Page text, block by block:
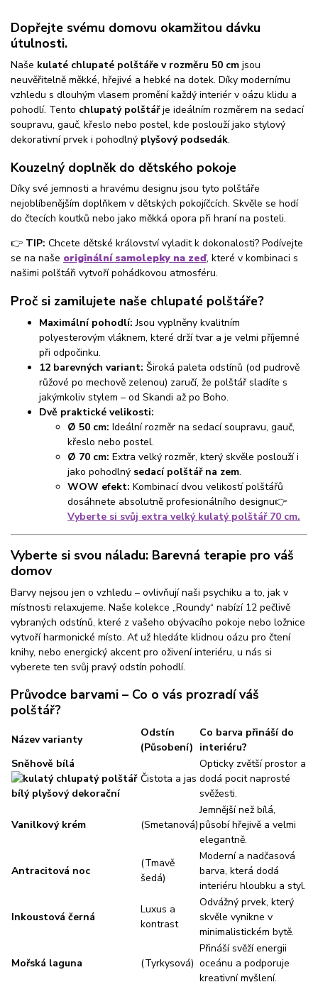
Dopřejte svému domovu okamžitou dávku
útulnosti.
Naše kulaté chlupaté polštáře v rozměru 50 cm jsou
neuvěřitelně měkké, hřejivé a hebké na dotek. Díky modernímu
vzhledu s dlouhým vlasem promění každý interiér v oázu klidu a
pohodlí. Tento chlupatý polštářje ideálním rozměrem na sedací
soupravu, gauč, křeslo nebo postel, kde poslouží jako stylový
dekorativní prvek i pohodlný plyšový podsedák.
Kouzelný doplněk do dětského pokoje
Díky své jemnosti a hravému designu jsou tyto polštáře
nejoblíbenějším doplňkem v dětských pokojíčcích. Skvěle se hodí
do čtecích koutků nebo jako měkká opora při hraní na posteli.
👉 TIP: Chcete dětské království vyladit k dokonalosti? Podívejte
se na naše originální samolepky na zeď, které v kombinaci s
našimi polštáři vytvoří pohádkovou atmosféru.
Proč si zamilujete naše chlupaté polštáře?
Maximální pohodlí: Jsou vyplněny kvalitním
polyesterovým vláknem, které drží tvar a je velmi příjemné
při odpočinku.
12 barevných variant: Široká paleta odstínů (od pudrově
růžové po mechově zelenou) zaručí, že polštář sladíte s
jakýmkoliv stylem – od Skandi až po Boho.
Dvě praktické velikosti:
Ø 50 cm: Ideální rozměr na sedací soupravu, gauč,
křeslo nebo postel.
Ø 70 cm: Extra velký rozměr, který skvěle poslouží i
jako pohodlný sedací polštář na zem.
WOW efekt: Kombinací dvou velikostí polštářů
dosáhnete absolutně profesionálního designu👉
Vyberte si svůj extra velký kulatý polštář 70 cm.
Vyberte si svou náladu: Barevná terapie pro váš
domov
Barvy nejsou jen o vzhledu – ovlivňují naši psychiku a to, jak v
místnosti relaxujeme. Naše kolekce „Roundy“ nabízí 12 pečlivě
vybraných odstínů, které z vašeho obývacího pokoje nebo ložnice
vytvoří harmonické místo. Ať už hledáte klidnou oázu pro čtení
knihy, nebo energický akcent pro oživení interiéru, u nás si
vyberete ten svůj pravý odstín pohodlí.
Průvodce barvami – Co o vás prozradí váš
polštář?
Název varianty
Odstín
(Působení)
Co barva přináší do
interiéru?
Sněhově bílá
Čistota a jas
Opticky zvětší prostor a
dodá pocit naprosté
svěžesti.
Vanilkový krém (Smetanová)
Jemnější než bílá,
působí hřejivě a velmi
elegantně.
Antracitová noc
(Tmavě
šedá)
Moderní a nadčasová
barva, která dodá
interiéru hloubku a styl.
Inkoustová černá
Luxus a
kontrast
Odvážný prvek, který
skvěle vynikne v
minimalistickém bytě.
Mořská laguna (Tyrkysová)
Přináší svěží energii
oceánu a podporuje
kreativní myšlení.